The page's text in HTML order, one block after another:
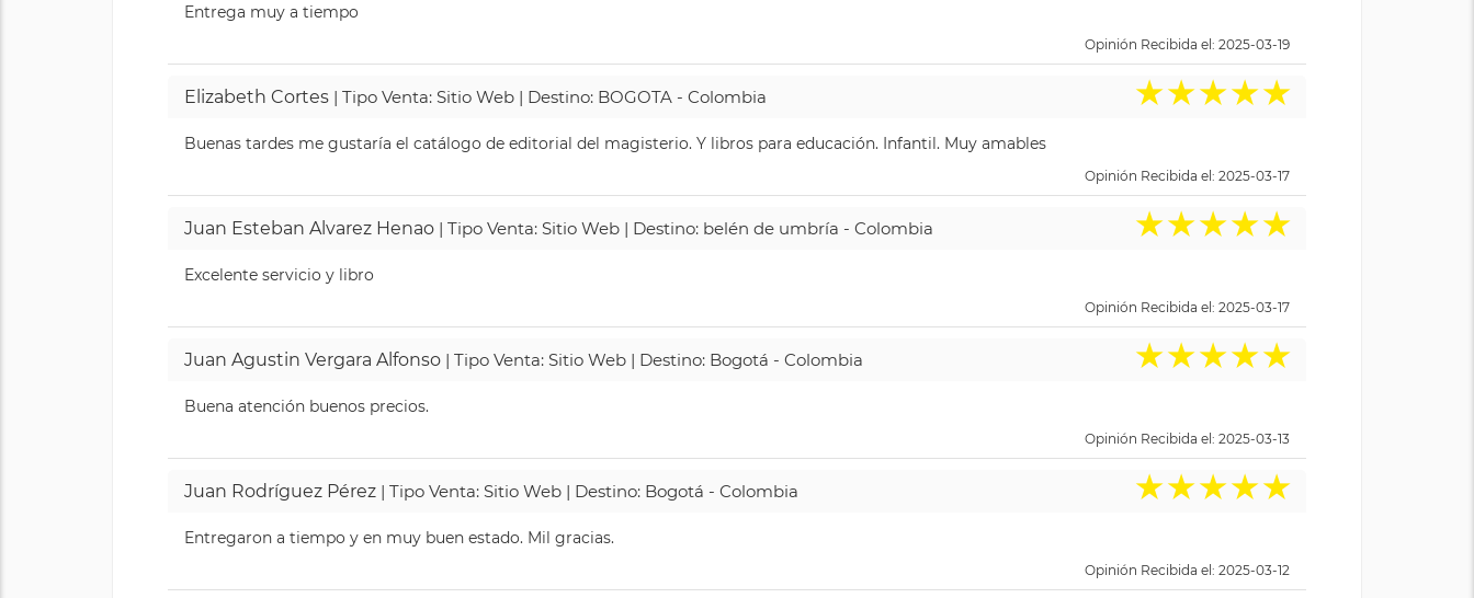
Entrega muy a tiempo
Opinión Recibida el: 2025-03-19
Elizabeth Cortes | Tipo Venta: Sitio Web | Destino: BOGOTA - Colombia ★★★★★
Buenas tardes me gustaría el catálogo de editorial del magisterio. Y libros para educación. Infantil. Muy amables
Opinión Recibida el: 2025-03-17
Juan Esteban Alvarez Henao | Tipo Venta: Sitio Web | Destino: belén de umbría - Colombia ★★★★★
Excelente servicio y libro
Opinión Recibida el: 2025-03-17
Juan Agustin Vergara Alfonso | Tipo Venta: Sitio Web | Destino: Bogotá - Colombia ★★★★★
Buena atención buenos precios.
Opinión Recibida el: 2025-03-13
Juan Rodríguez Pérez | Tipo Venta: Sitio Web | Destino: Bogotá - Colombia ★★★★★
Entregaron a tiempo y en muy buen estado. Mil gracias.
Opinión Recibida el: 2025-03-12